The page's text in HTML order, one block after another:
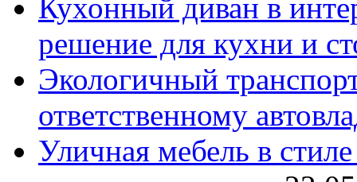
Кухонный диван в
решение для кухни и
Экологичный
ответственному
Уличная мебель в